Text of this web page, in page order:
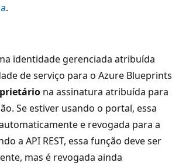
.
identidade gerenciada atribuída
de serviço para o Azure Blueprints
na assinatura atribuída para
Se estiver usando o portal, essa
e revogada para a
a API REST, essa função deve ser
mas é revogada ainda